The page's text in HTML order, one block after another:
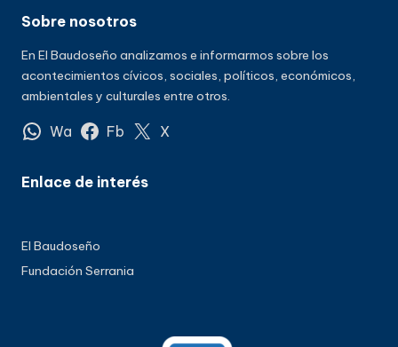
Sobre nosotros
En El Baudoseño analizamos e informarmos sobre los
acontecimientos cívicos, sociales, políticos, económicos,
ambientales y culturales entre otros.
Wa Fb X
Enlace de interés
El Baudoseño
Fundación Serrania